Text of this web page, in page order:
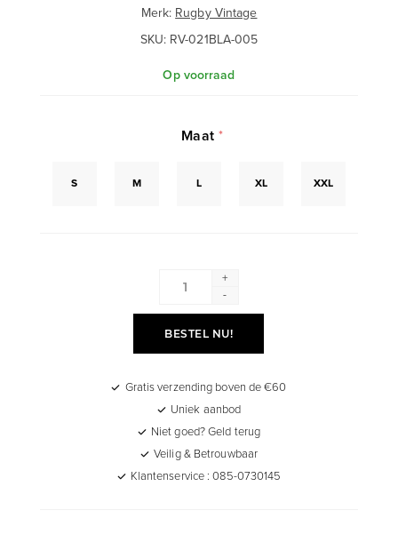
Merk: Rugby Vintage
SKU: RV-021BLA-005
Op voorraad
Maat*
S M L XL XXL
+
-
BESTEL NU!
Gratis verzending boven de €60
Uniek aanbod
Niet goed? Geld terug
Veilig & Betrouwbaar
Klantenservice : 085-0730145